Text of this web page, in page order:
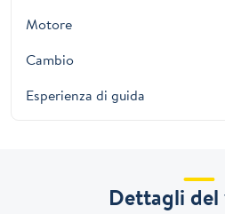
Motore
Cambio
Esperienza di guida
Dettagli del